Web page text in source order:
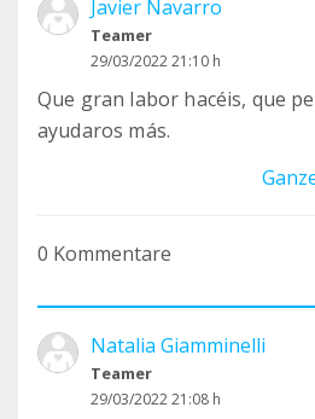
Javier Navarro
Teamer
29/03/2022 21:10 h
Que gran labor hacéis, que
ayudaros más.
0 Kommentare
Natalia Giamminelli
Teamer
29/03/2022 21:08 h